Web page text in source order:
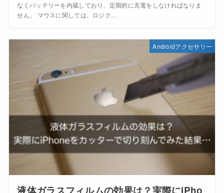
なくバッテリーを内蔵しており、定期的に充電をしなければなりま
せん。 マウスに関しては、ロジク...
Androidアクセサリー
液体ガラスフィルムの効果は？実際にiPho